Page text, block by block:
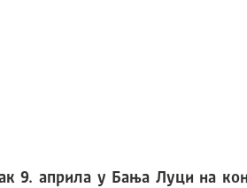
9. априла у Бања Луци на